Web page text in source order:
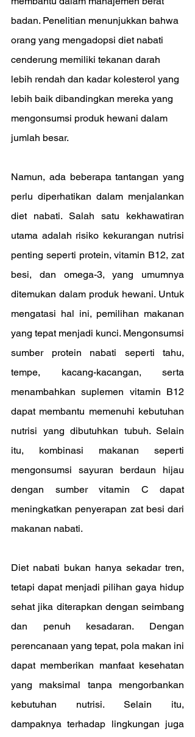
badan. Penelitian menunjukkan bahwa
orang yang mengadopsi diet nabati
cenderung memiliki tekanan darah
lebih rendah dan kadar kolesterol yang
lebih baik dibandingkan mereka yang
mengonsumsi produk hewani dalam
jumlah besar.
Namun, ada beberapa tantangan yang
perlu diperhatikan dalam menjalankan
diet nabati. Salah satu kekhawatiran
utama adalah risiko kekurangan nutrisi
penting seperti protein, vitamin B12, zat
besi, dan omega-3, yang umumnya
ditemukan dalam produk hewani. Untuk
mengatasi hal ini, pemilihan makanan
yang tepat menjadi kunci. Mengonsumsi
sumber protein nabati seperti tahu,
tempe, kacang-kacangan, serta
menambahkan suplemen vitamin B12
dapat membantu memenuhi kebutuhan
nutrisi yang dibutuhkan tubuh. Selain
itu, kombinasi makanan seperti
mengonsumsi sayuran berdaun hijau
dengan sumber vitamin C dapat
meningkatkan penyerapan zat besi dari
makanan nabati.
Diet nabati bukan hanya sekadar tren,
tetapi dapat menjadi pilihan gaya hidup
sehat jika diterapkan dengan seimbang
dan penuh kesadaran. Dengan
perencanaan yang tepat, pola makan ini
dapat memberikan manfaat kesehatan
yang maksimal tanpa mengorbankan
kebutuhan nutrisi. Selain itu,
dampaknya terhadap lingkungan juga